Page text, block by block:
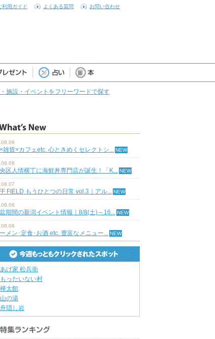
利用ガイド よくある質問 お問い合わせ
施設・イベントをフリーワードで探す
雑貨×カフェetc. 心ときめくセレクトシ...
区人情横丁に海鮮丼専門店が誕生！「K...
FIELD もうひとつの日常 vol.3｜アル...
期間の新潟イベント情報｜8/8(土)～16...
メン･定食･お酒 etc. 豊富なメニュー...
あげ家 松兵衛
もったいない村
樺太館
山の湯
舟隠し岩